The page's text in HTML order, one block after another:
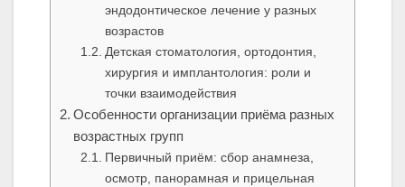
эндодонтическое лечение у разных
возрастов
Детская стоматология, ортодонтия,
хирургия и имплантология: роли и
точки взаимодействия
Особенности организации приёма разных
возрастных групп
Первичный приём: сбор анамнеза,
осмотр, панорамная и прицельная